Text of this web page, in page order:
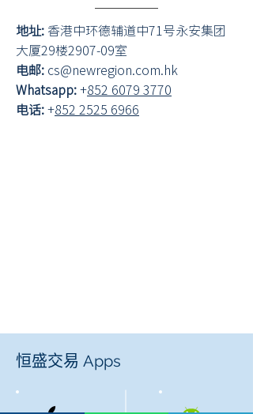
地址: 香港中环德辅道中71号永安集团
大厦29楼2907-09室
电邮: cs@newregion.com.hk
Whatsapp: +852 6079 3770
电话: +852 2525 6966
恒盛交易 Apps